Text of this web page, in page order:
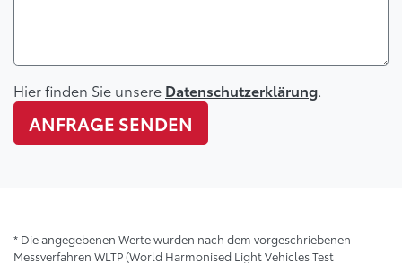
Hier finden Sie unsere Datenschutzerklärung.
ANFRAGE SENDEN
* Die angegebenen Werte wurden nach dem vorgeschriebenen
Messverfahren WLTP (World Harmonised Light Vehicles Test